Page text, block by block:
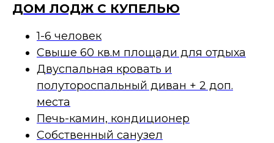
ДОМ ЛОДЖ С КУПЕЛЬЮ
1-6 человек
Свыше 60 кв.м площади для отдыха
Двуспальная кровать и
полутороспальный диван + 2 доп.
места
Печь-камин, кондиционер
Собственный санузел